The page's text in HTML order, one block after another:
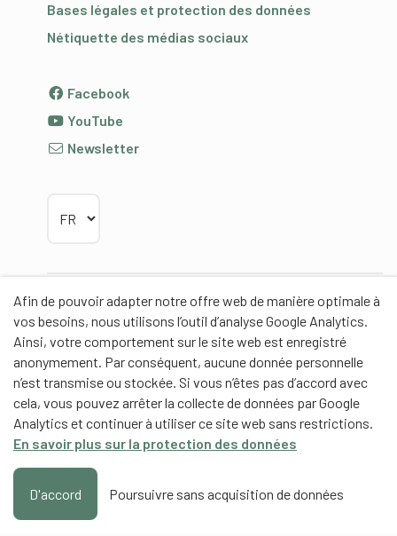
Afin de pouvoir adapter notre offre web de manière optimale à
vos besoins, nous utilisons l’outil d’analyse Google Analytics.
Ainsi, votre comportement sur le site web est enregistré
anonymement. Par conséquent, aucune donnée personnelle
n’est transmise ou stockée. Si vous n’êtes pas d’accord avec
cela, vous pouvez arrêter la collecte de données par Google
Analytics et continuer à utiliser ce site web sans restrictions.
En savoir plus sur la protection des données
D'accord Poursuivre sans acquisition de données
Bases légales et protection des données
Nétiquette des médias sociaux
Facebook
YouTube
Newsletter
Partenaires
Partenaires de contenus
Haute école fédérale de sport de Macolin HEFSM